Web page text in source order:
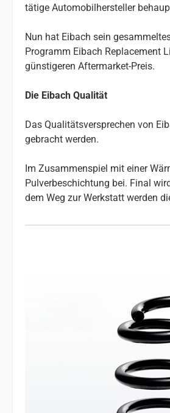
tätige Automobilhersteller
Nun hat Eibach sein
Programm Eibach Replacement
günstigeren Aftermarket-Preis.
Die Eibach Qualität
Das Qualitätsversprechen von
gebracht werden.
Im Zusammenspiel mit einer
Pulverbeschichtung bei. Final
dem Weg zur Werkstatt werden